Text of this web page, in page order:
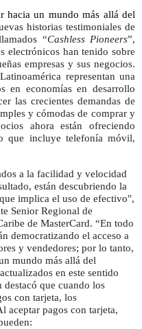
hacia un mundo más allá del
historias testimoniales de
“Cashless Pioneers”,
electrónicos han tenido sobre
empresas y sus negocios.
representan una
en economías en desarrollo
las crecientes demandas de
y cómodas de comprar y
ahora están ofreciendo
que incluye telefonía móvil,
a la facilidad y velocidad
están descubriendo la
implica el uso de efectivo",
Senior Regional de
de MasterCard. “En todo
democratizando el acceso a
y vendedores; por lo tanto,
mundo más allá del
en este sentido
destacó que cuando los
con tarjeta, los
aceptar pagos con tarjeta,